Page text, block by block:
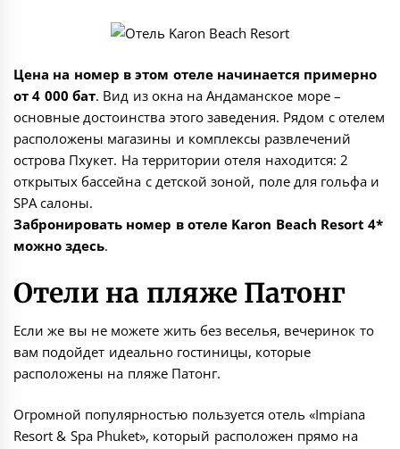
Цена на номер в этом отеле начинается примерно
от 4 000 бат. Вид из окна на Андаманское море –
основные достоинства этого заведения. Рядом с отелем
расположены магазины и комплексы развлечений
острова Пхукет. На территории отеля находится: 2
открытых бассейна с детской зоной, поле для гольфа и
SPA салоны.
Забронировать номер в отеле Karon Beach Resort 4*
можноздесь.
Отели на пляже Патонг
Если же вы не можете жить без веселья, вечеринок то
вам подойдет идеально гостиницы, которые
расположены на пляже Патонг.
Огромной популярностью пользуется отель «Impiana
Resort & Spa Phuket», который расположен прямо на